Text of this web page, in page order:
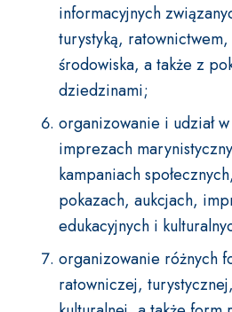
informacyjnych
turystyką,
środowiska, a także z
dziedzinami;
organizowanie i udział
imprezach
kampaniach
pokazach, aukcjach,
edukacyjnych i
organizowanie różnych
ratowniczej,